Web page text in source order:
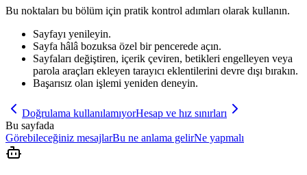
Bu noktaları bu bölüm için pratik kontrol adımları olarak kullanın.
Sayfayı yenileyin.
Sayfa hâlâ bozuksa özel bir pencerede açın.
Sayfaları değiştiren, içerik çeviren, betikleri engelleyen veya
parola araçları ekleyen tarayıcı eklentilerini devre dışı bırakın.
Başarısız olan işlemi yeniden deneyin.
Doğrulama kullanılamıyorHesap ve hız sınırları
Bu sayfada
Görebileceğiniz mesajlarBu ne anlama gelirNe yapmalı